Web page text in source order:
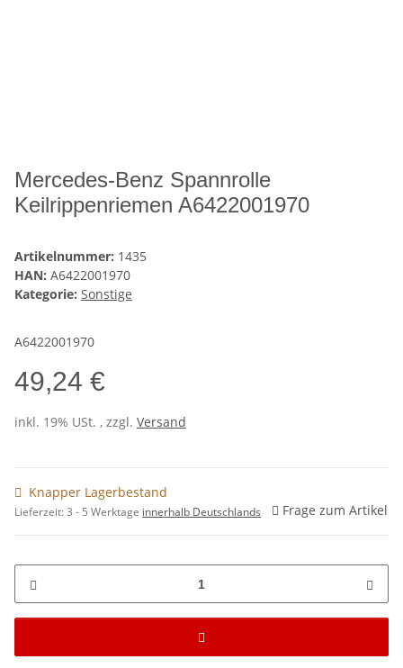
Mercedes-Benz Spannrolle
Keilrippenriemen A6422001970
Artikelnummer: 1435
HAN: A6422001970
Kategorie: Sonstige
A6422001970
49,24 €
inkl. 19% USt. , zzgl. Versand
Knapper Lagerbestand
Lieferzeit:3 - 5 Werktage innerhalb Deutschlands Frage zum Artikel